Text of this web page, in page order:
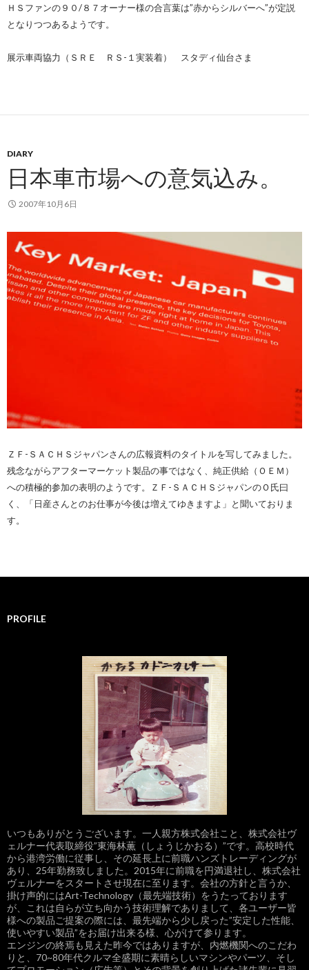
ＨＳファンの９０/８７オーナー様の合言葉は”赤からシルバーへ”が定説
となりつつあるようです。
展示車両協力（ＳＲＥ ＲＳ-１実装着） スタディ仙台さま
DIARY
日本車市場への意気込み。
2007年10月6日
ＺＦ-ＳＡＣＨＳジャパンさんの広報資料のタイトルを写してみました。
残念ながらアフターマーケット製品の事ではなく、純正供給（ＯＥＭ）
への積極的参加の表明のようです。ＺＦ-ＳＡＣＨＳジャパンのＯ氏曰
く、「日産さんとのお仕事が今後は増えてゆきますよ」と聞いておりま
す。
PROFILE
いつもありがとうございます。一人親方株式会社こと、株式会社ヴ
ェルナー代表取締役”東海林薫（しょうじかおる）”です。高校時代
から港湾労働に従事し、その延長上に前職ハンズトレーディングが
あり、25年勤務致しました。2015年に前職を円満退社し、株式会社
ヴェルナーをスタートさせ現在に至ります。会社の方針と言うか、
掛け声的にはArt-Technology（最先端技術）をうたっております
が、これは自らが立ち向かう技術理解でありまして、各ユーザー皆
様への製品ご提案の際には、最先端から少し戻った”安定した性能、
使いやすい製品”をお届け出来る様、心がけて参ります。
エンジンの終焉も見えた昨今ではありますが、内燃機関へのこだわ
りと、70~80年代クルマ全盛期に素晴らしいマシンやパーツ、そし